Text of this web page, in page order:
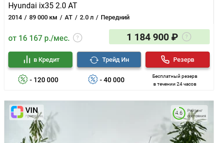
Hyundai ix35 2.0 AT
2014 89 000 км AT 2.0 л Передний
от 16 167 р./мес. 1 184 900 ₽
- 120 000
в Кредит
- 40 000
Трейд Ин
Бесплатный резерв
в течении 24 часов
Резерв
Рейтинг
состояния
4.6